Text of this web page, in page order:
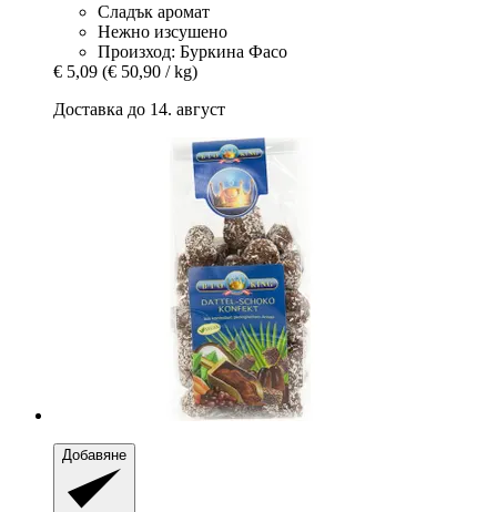
Сладък аромат
Нежно изсушено
Произход: Буркина Фасо
€ 5,09 (€ 50,90 / kg)
Доставка до 14. август
Добавяне